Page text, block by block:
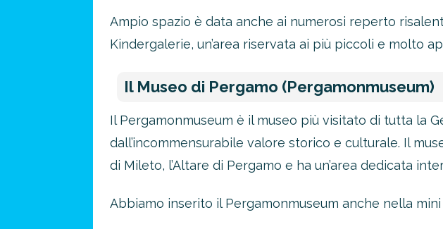
Ampio spazio è data anche ai numerosi reperto
Kindergalerie, un’area riservata ai più piccoli e molto
Il Museo di Pergamo (Pergamonmuseum)
Il Pergamonmuseum è il museo più visitato di tutta la
dall’incommensurabile valore storico e culturale. Il
di Mileto, l’Altare di Pergamo e ha un’area dedicata
Abbiamo inserito il Pergamonmuseum anche nella mini